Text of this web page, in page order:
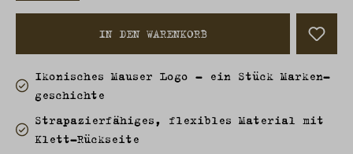
IN DEN WARENKORB
Ikonisches Mauser Logo – ein Stück Marken­
geschichte
Strapazierfähiges, flexibles Material mit
Klett-Rückseite